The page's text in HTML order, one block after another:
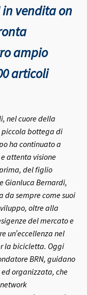
in vendita on
ampio
articoli
nel cuore della
piccola bottega di
ha continuato a
attenta visione
del figlio
Gianluca Bernardi,
da sempre come suoi
oltre alla
del mercato e
un’eccellenza nel
la bicicletta. Oggi
BRN, guidano
organizzata, che